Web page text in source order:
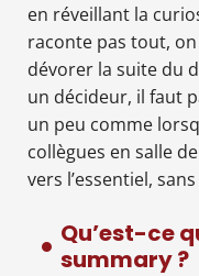
en réveillant la
raconte pas tout,
dévorer la suite du
un décideur, il faut
un peu comme
collègues en salle
vers l’essentiel,
Qu’est-ce
summary ?